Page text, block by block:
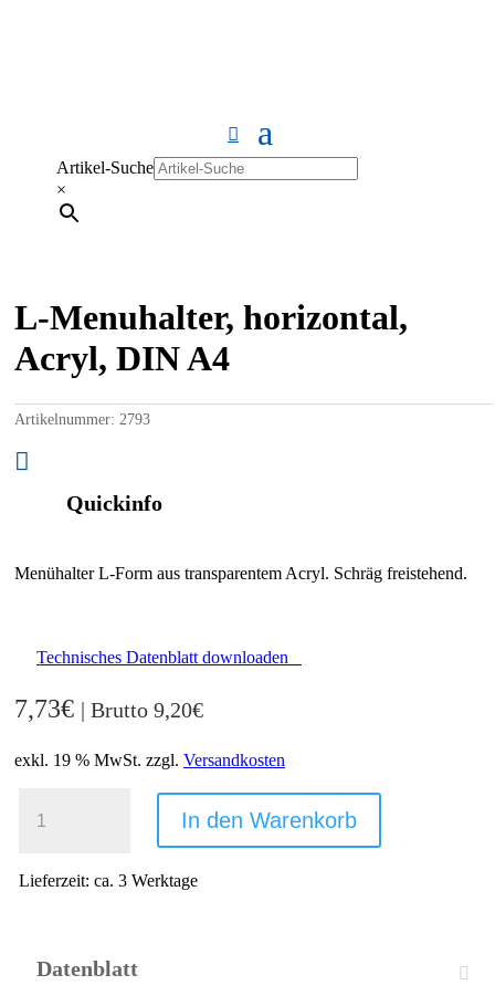
Artikel-Suche
×
L-Menuhalter, horizontal,
Acryl, DIN A4
Artikelnummer: 2793

Quickinfo
Menühalter L-Form aus transparentem Acryl. Schräg freistehend.
Technisches Datenblatt downloaden
7,73€ | Brutto 9,20€
exkl. 19 % MwSt. zzgl. Versandkosten
MENUHALTER,
DIN
In den Warenkorb
Lieferzeit:ca. 3 Werktage
Datenblatt